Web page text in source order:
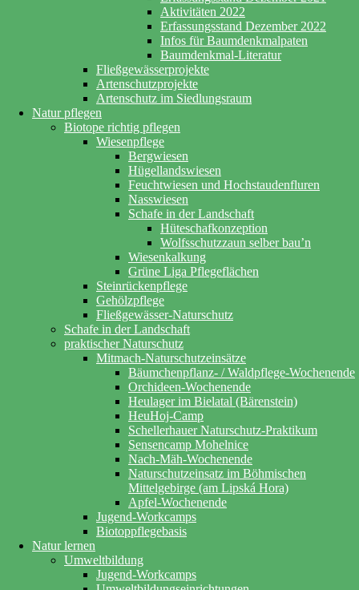
Aktivitäten 2022
Erfassungsstand Dezember 2022
Infos für Baumdenkmalpaten
Baumdenkmal-Literatur
Fließgewässerprojekte
Artenschutzprojekte
Artenschutz im Siedlungsraum
Natur pflegen
Biotope richtig pflegen
Wiesenpflege
Bergwiesen
Hügellandswiesen
Feuchtwiesen und Hochstaudenfluren
Nasswiesen
Schafe in der Landschaft
Hüteschafkonzeption
Wolfsschutzzaun selber bau’n
Wiesenkalkung
Grüne Liga Pflegeflächen
Steinrückenpflege
Gehölzpflege
Fließgewässer-Naturschutz
Schafe in der Landschaft
praktischer Naturschutz
Mitmach-Naturschutzeinsätze
Bäumchenpflanz- / Waldpflege-Wochenende
Orchideen-Wochenende
Heulager im Bielatal (Bärenstein)
HeuHoj-Camp
Schellerhauer Naturschutz-Praktikum
Sensencamp Mohelnice
Nach-Mäh-Wochenende
Naturschutzeinsatz im Böhmischen
Mittelgebirge (am Lipská Hora)
Apfel-Wochenende
Jugend-Workcamps
Biotoppflegebasis
Natur lernen
Umweltbildung
Jugend-Workcamps